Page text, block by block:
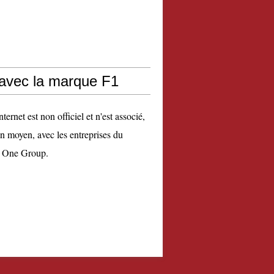
la marque F1
est non officiel et n'est associé,
moyen, avec les entreprises du
Group.